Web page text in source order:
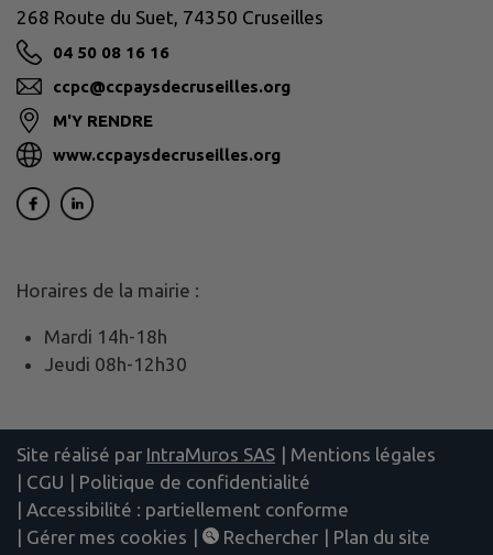
268 Route du Suet, 74350 Cruseilles
04 50 08 16 16
ccpc@ccpaysdecruseilles.org
M'Y RENDRE
www.ccpaysdecruseilles.org
Horaires de la mairie :
Mardi 14h-18h
Jeudi 08h-12h30
Site réalisé par IntraMuros SAS | Mentions légales
| CGU | Politique de confidentialité
| Accessibilité : partiellement conforme
| Gérer mes cookies | Rechercher | Plan du site